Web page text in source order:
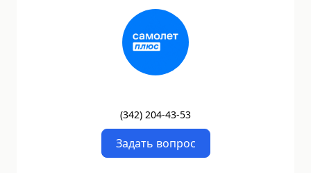
(342) 204-43-53
Задать вопрос